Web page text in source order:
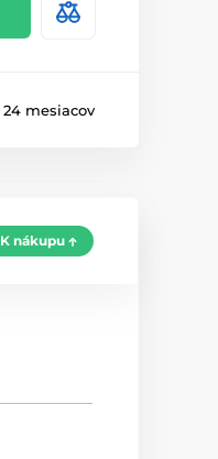
24 mesiacov
K nákupu